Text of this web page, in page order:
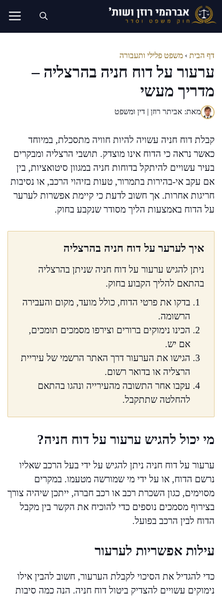
לדלג
לתוכן
דף הבית › משפט פלילי ותעבורה
ערעור על דוח חניה בהרצליה –
מדריך מעשי
מאת: אביתר רוזן | דין ומשפט
קבלת דוח חניה עשויה להיות חוויה מתסכלת, במיוחד
כאשר נראה כי הדוח אינו מוצדק. תושבי הרצליה ומבקרים
בעיר עשויים להיתקל בדוחות חניה במגוון סיטואציות, בין
אם עקב אי-בהירות בתמרור, טעות בזיהוי הרכב, או נסיבות
חריגות אחרות. אך חשוב לדעת כי קיימת אפשרות לערער
על הדוח באמצעות הליך מסודר שנקבע בחוק.
איך לערער על דוח חניה בהרצליה
ניתן להגיש ערעור על דוח חניה שניתן בהרצליה
בהתאם להליך הקבוע בחוק.
בדקו את פרטי הדוח, כולל מועד, מקום והעבירה
הרשומה.
הכינו נימוקים ברורים וצירפו מסמכים תומכים,
אם יש.
הגישו את הערעור דרך האתר הרשמי של עיריית
הרצליה או בדואר רשום.
עקבו אחר התשובה מהעירייה ונהגו בהתאם
להחלטה שתתקבל.
מי יכול להגיש ערעור על דוח חניה?
ערעור על דוח חניה ניתן להגיש על ידי בעל הרכב שאליו
נרשם הדוח, או על ידי מי שמורשה מטעמו. במקרים
מסוימים, כגון השכרת רכב או רכב חברה, ייתכן שיהיה צורך
בצירוף מסמכים נוספים כדי להוכיח את הקשר בין מקבל
הדוח לבין הרכב בפועל.
עילות אפשריות לערעור
כדי להגדיל את הסיכוי לקבלת הערעור, חשוב להבין אילו
נימוקים עשויים להצדיק ביטול דוח חניה. הנה כמה סיבות